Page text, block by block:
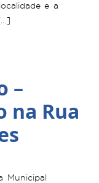
e a
–
na Rua
Municipal